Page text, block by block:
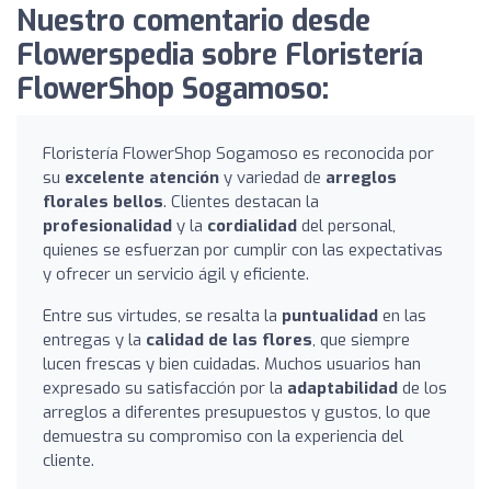
Nuestro comentario desde
Flowerspedia sobre Floristería
FlowerShop Sogamoso:
Floristería FlowerShop Sogamoso es reconocida por
su excelente atención y variedad de arreglos
florales bellos. Clientes destacan la
profesionalidad y la cordialidad del personal,
quienes se esfuerzan por cumplir con las expectativas
y ofrecer un servicio ágil y eficiente.
Entre sus virtudes, se resalta la puntualidad en las
entregas y la calidad de las flores, que siempre
lucen frescas y bien cuidadas. Muchos usuarios han
expresado su satisfacción por la adaptabilidad de los
arreglos a diferentes presupuestos y gustos, lo que
demuestra su compromiso con la experiencia del
cliente.